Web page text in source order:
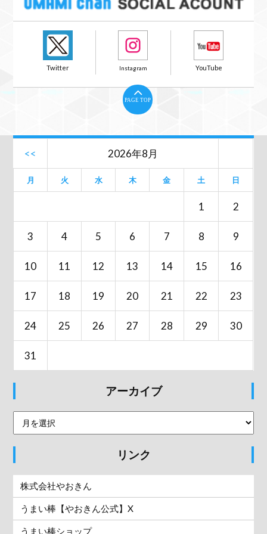
PAGE TOP
<< 2026年8月
月 火 水 木 金 土 日
1 2
3 4 5 6 7 8 9
10 11 12 13 14 15 16
17 18 19 20 21 22 23
24 25 26 27 28 29 30
31
アーカイブ
リンク
株式会社やおきん
うまい棒【やおきん公式】X
うまい棒ショップ